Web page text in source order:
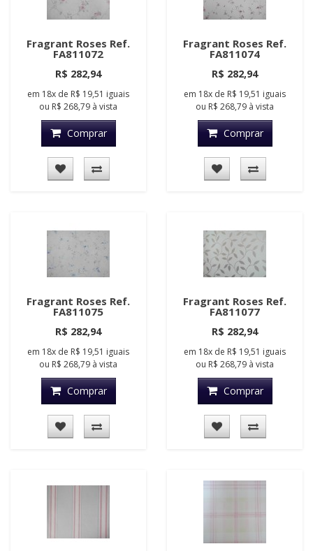
Fragrant Roses Ref.
FA811072
R$ 282,94
em 18x de R$ 19,51 iguais
ou R$ 268,79 à vista
Comprar
Fragrant Roses Ref.
FA811074
R$ 282,94
em 18x de R$ 19,51 iguais
ou R$ 268,79 à vista
Comprar
Fragrant Roses Ref.
FA811075
R$ 282,94
em 18x de R$ 19,51 iguais
ou R$ 268,79 à vista
Comprar
Fragrant Roses Ref.
FA811077
R$ 282,94
em 18x de R$ 19,51 iguais
ou R$ 268,79 à vista
Comprar